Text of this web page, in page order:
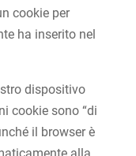
cookie per
ha inserito nel
dispositivo
cookie sono “di
il browser è